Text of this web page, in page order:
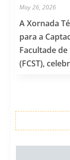
May 26, 2026
A Xornada
para a
Facultade de
(FCST),